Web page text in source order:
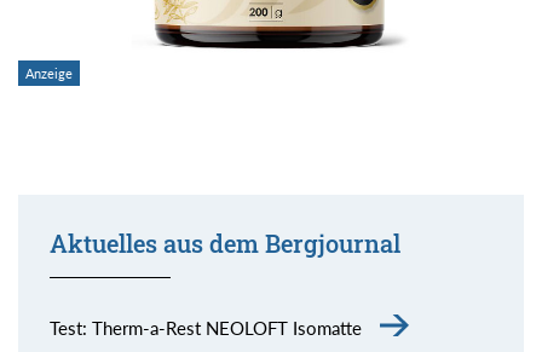
Aktuelles aus dem Bergjournal
Test: Therm-a-Rest NEOLOFT Isomatte